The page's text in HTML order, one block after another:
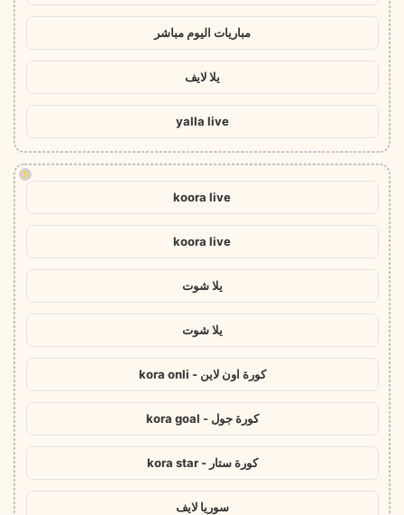
مباريات اليوم مباشر
يلا لايف
yalla live
!
koora live
koora live
يلا شوت
يلا شوت
كورة اون لاين - kora onli
كورة جول - kora goal
كورة ستار - kora star
سوريا لايف